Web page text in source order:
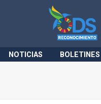
NOTICIAS BOLETINES